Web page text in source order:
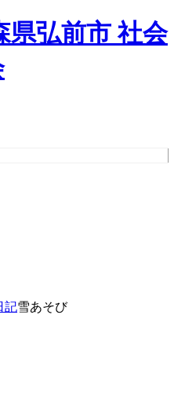
県弘前市 社会
記雪あそび